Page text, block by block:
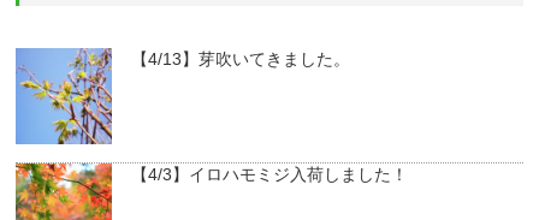
【4/13】芽吹いてきました。
【4/3】イロハモミジ入荷しました！